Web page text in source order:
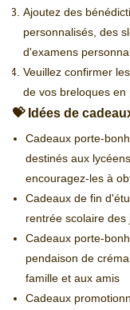
Ajoutez des
personnalisés, des
d'examens
Veuillez confirmer
de vos breloques en
💝 Idées de
Cadeaux porte-
destinés aux
encouragez-les à
Cadeaux de fin
rentrée scolaire
Cadeaux porte-
pendaison de
famille et aux amis
Cadeaux